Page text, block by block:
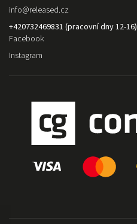
info@released.cz
+420732469831 (pracovní dny 12-16)
Facebook
Instagram